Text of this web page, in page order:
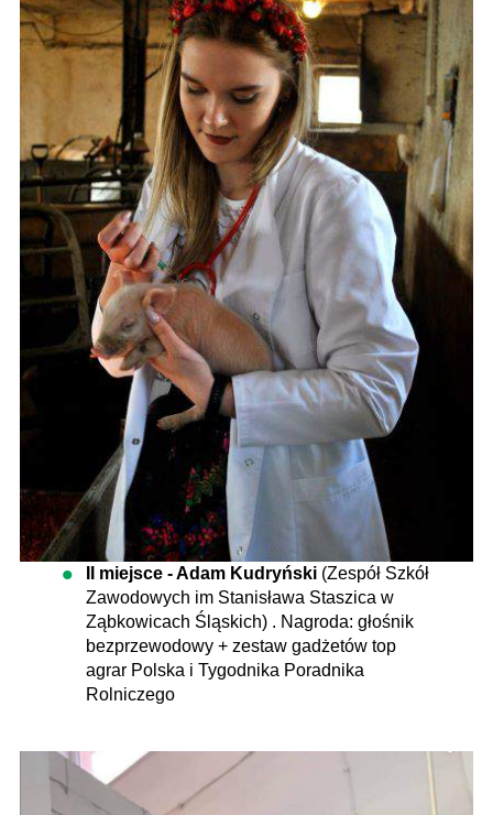
II miejsce - Adam Kudryński (Zespół Szkół
Zawodowych im Stanisława Staszica w
Ząbkowicach Śląskich) . Nagroda: głośnik
bezprzewodowy + zestaw gadżetów top
agrar Polska i Tygodnika Poradnika
Rolniczego